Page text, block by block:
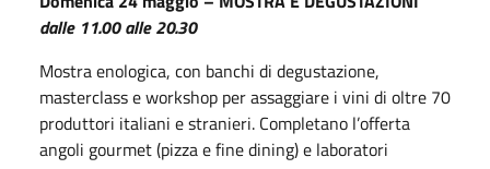
dalle 11.00 alle 20.30
Mostra enologica, con banchi di degustazione,
masterclass e workshop per assaggiare i vini di oltre 70
produttori italiani e stranieri. Completano l’offerta
angoli gourmet (pizza e fine dining) e laboratori